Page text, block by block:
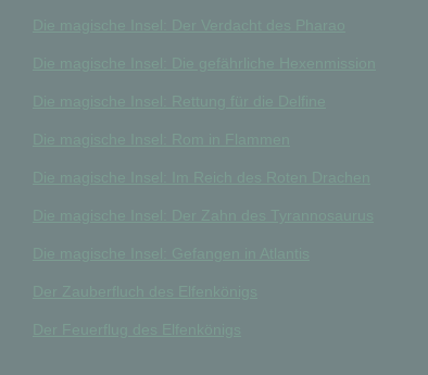
Die magische Insel: Rettung für die Delfine
Die magische Insel: Rom in Flammen
Die magische Insel: Im Reich des Roten Drachen
Die magische Insel: Der Zahn des Tyrannosaurus
Der Zauberfluch des Elfenkönigs